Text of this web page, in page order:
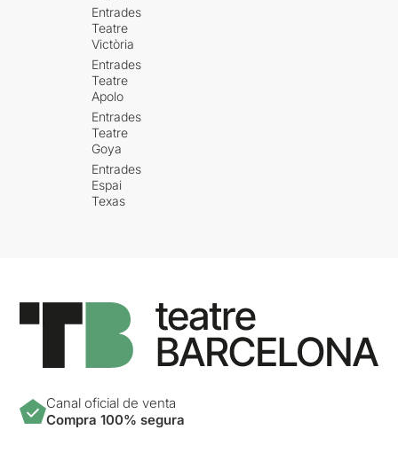
Entrades
Teatre
Victòria
Entrades
Teatre
Apolo
Entrades
Teatre
Goya
Entrades
Espai
Texas
Canal oficial de venta
Compra 100% segura